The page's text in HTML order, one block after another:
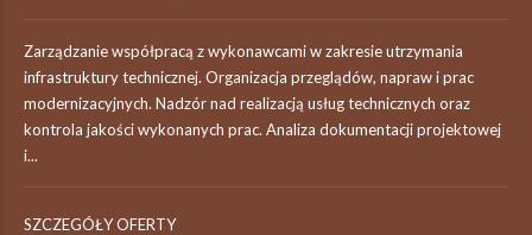
Zarządzanie współpracą z wykonawcami w zakresie utrzymania
infrastruktury technicznej. Organizacja przeglądów, napraw i prac
modernizacyjnych. Nadzór nad realizacją usług technicznych oraz
kontrola jakości wykonanych prac. Analiza dokumentacji projektowej
i...
SZCZEGÓŁY OFERTY